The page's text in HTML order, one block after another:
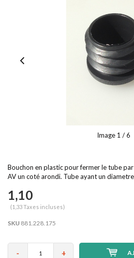
Image 1 / 6
Bouchon en plastic pour fermer le tube
AV un coté arondi. Tube ayant un
1,10
(1,33 Taxes incluses)
SKU 881.228.175
- +